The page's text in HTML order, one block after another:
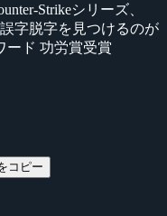
Strikeシリーズ、
字脱字を見つけるのが
ード 功労賞受賞
コピー